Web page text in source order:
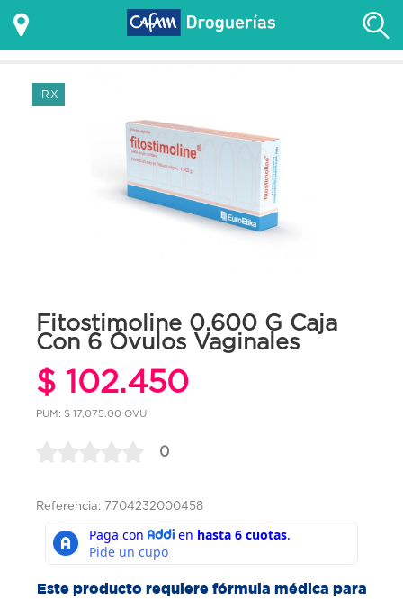
RX
Fitostimoline 0.600 G Caja
Con 6 Óvulos Vaginales
$ 102.450
PUM: $ 17,075.00 OVU
0
Referencia: 7704232000458
Este producto requiere fórmula médica para